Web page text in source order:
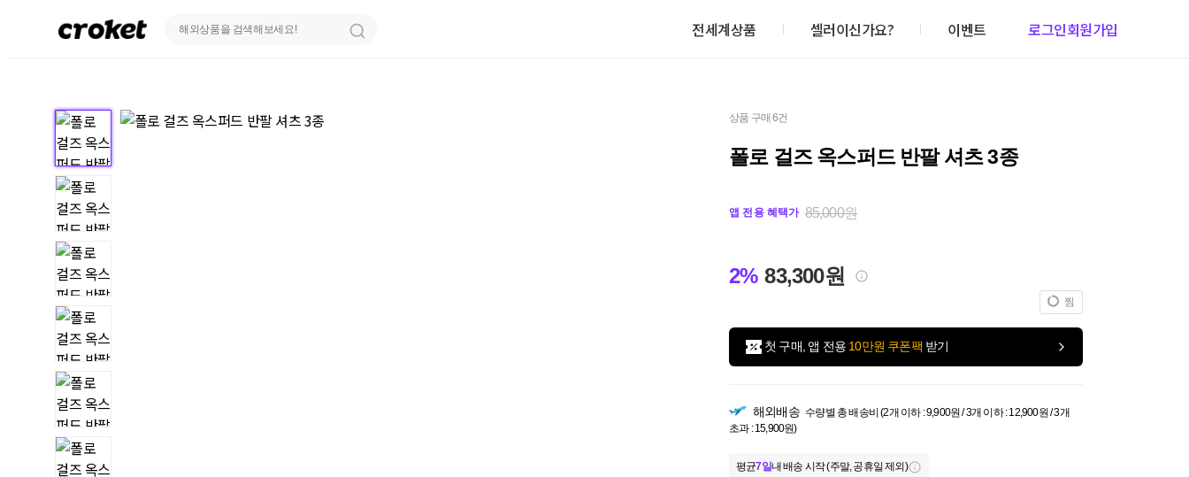
전세계상품 셀러이신가요? 이벤트 로그인회원가입
상품 구매 6건
폴로 걸즈 옥스퍼드 반팔 셔츠 3종
앱 전용 혜택가 85,000원
2% 83,300원
찜
첫 구매, 앱 전용 10만원 쿠폰팩 받기
해외배송 수량별 총 배송비 (2개 이하 : 9,900원 / 3개 이하 : 12,900원 / 3개
초과 : 15,900원)
평균7일내 배송 시작 (주말, 공휴일 제외)